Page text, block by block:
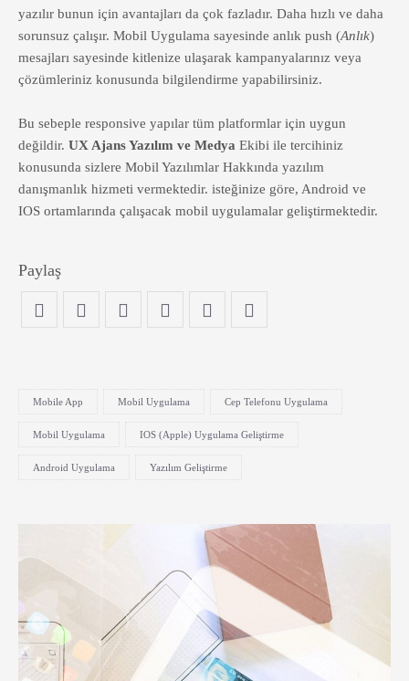
yazılır bunun için avantajları da çok fazladır. Daha hızlı ve daha
sorunsuz çalışır. Mobil Uygulama sayesinde anlık push (Anlık)
mesajları sayesinde kitlenize ulaşarak kampanyalarınız veya
çözümleriniz konusunda bilgilendirme yapabilirsiniz.
Bu sebeple responsive yapılar tüm platformlar için uygun
değildir. UX Ajans Yazılım ve Medya Ekibi ile tercihiniz
konusunda sizlere Mobil Yazılımlar Hakkında yazılım
danışmanlık hizmeti vermektedir. isteğinize göre, Android ve
IOS ortamlarında çalışacak mobil uygulamalar geliştirmektedir.
Paylaş
Mobile App Mobil Uygulama Cep Telefonu Uygulama
Mobil Uygulama IOS (Apple) Uygulama Geliştirme
Android Uygulama Yazılım Geliştirme